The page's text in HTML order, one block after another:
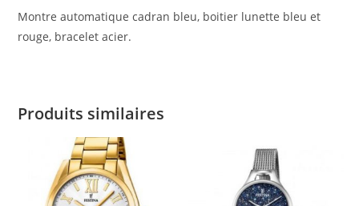
Montre automatique cadran bleu, boitier lunette bleu et
rouge, bracelet acier.
Produits similaires